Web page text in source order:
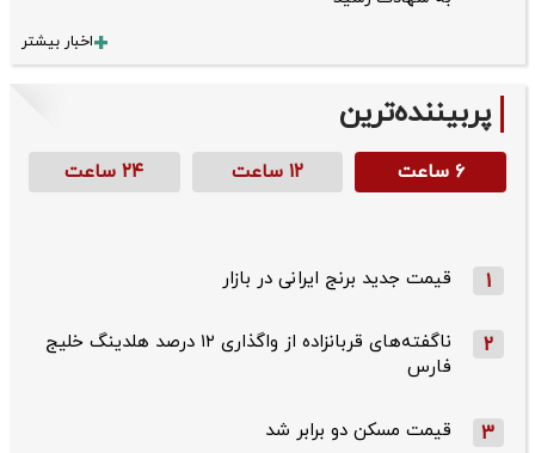
اخبار بیشتر
پربیننده‌ترین
۶ ساعت ۱۲ ساعت ۲۴ ساعت
1 قیمت جدید برنج ایرانی در بازار
2
ناگفته‌های قربانزاده از واگذاری ۱۲ درصد هلدینگ خلیج
فارس
3 قیمت مسکن دو برابر شد